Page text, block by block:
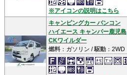
※アイコンの説明はこちら
キャンピングカー バンコン
ハイエース キャンパー鹿児島
CKワイルダー
燃料：ガソリン /駆動：2WD